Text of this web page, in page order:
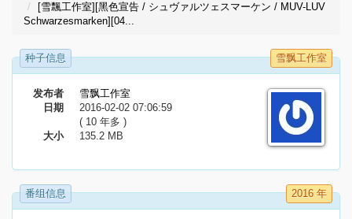
[雪飄工作室][黑色宣告 / シュヴァルツェスマーケン / MUV-LUV
Schwarzesmarken][04...
种子信息 雪飘工作室
发布者
雪飘工作室
日期
2016-02-02 07:06:59
( 10 年多 )
大小
135.2 MB
番组信息 2016 年